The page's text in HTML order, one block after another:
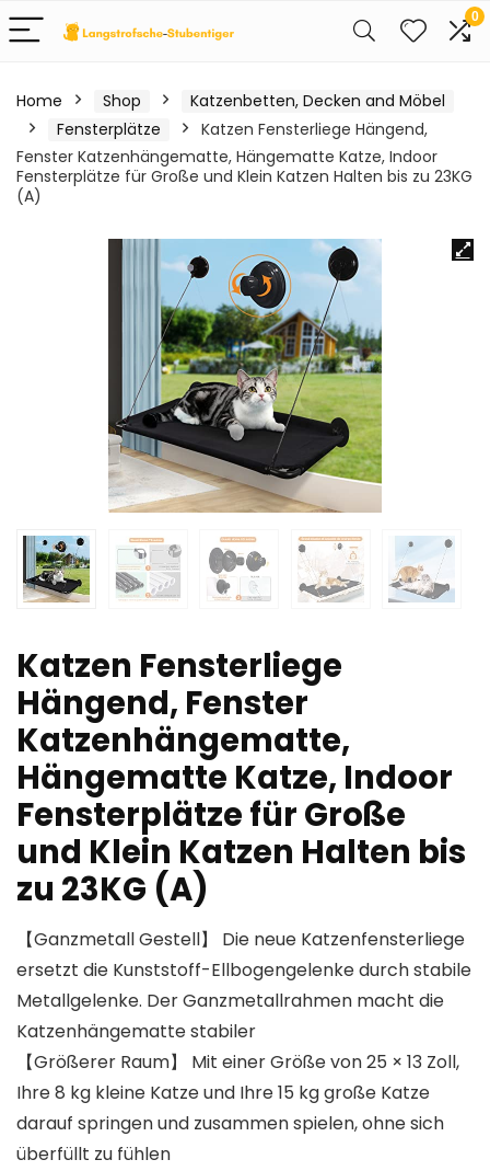
0
Home Shop
Katzenbetten, Decken and Möbel
Fensterplätze
Katzen Fensterliege Hängend,
Fenster Katzenhängematte, Hängematte Katze, Indoor
Fensterplätze für Große und Klein Katzen Halten bis zu 23KG
(A)
Katzen Fensterliege
Hängend, Fenster
Katzenhängematte,
Hängematte Katze, Indoor
Fensterplätze für Große
und Klein Katzen Halten bis
zu 23KG (A)
【Ganzmetall Gestell】 Die neue Katzenfensterliege
ersetzt die Kunststoff-Ellbogengelenke durch stabile
Metallgelenke. Der Ganzmetallrahmen macht die
Katzenhängematte stabiler
【Größerer Raum】 Mit einer Größe von 25 × 13 Zoll,
Ihre 8 kg kleine Katze und Ihre 15 kg große Katze
darauf springen und zusammen spielen, ohne sich
überfüllt zu fühlen